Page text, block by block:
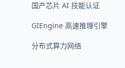
国产芯片 AI 技能认证
GIEngine 高速推理引擎
分布式算力网络